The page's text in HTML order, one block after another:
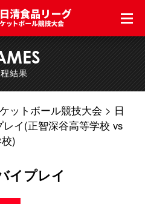
結果
ットボール競技大会
日
レイ(正智深谷高等学校 vs
)
イプレイ